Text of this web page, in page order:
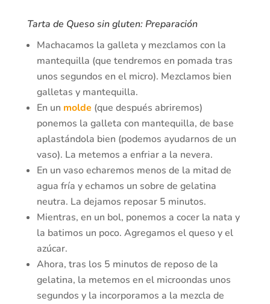
Tarta de Queso sin gluten: Preparación
Machacamos la galleta y mezclamos con la
mantequilla (que tendremos en pomada tras
unos segundos en el micro). Mezclamos bien
galletas y mantequilla.
En un molde (que después abriremos)
ponemos la galleta con mantequilla, de base
aplastándola bien (podemos ayudarnos de un
vaso). La metemos a enfriar a la nevera.
En un vaso echaremos menos de la mitad de
agua fría y echamos un sobre de gelatina
neutra. La dejamos reposar 5 minutos.
Mientras, en un bol, ponemos a cocer la nata y
la batimos un poco. Agregamos el queso y el
azúcar.
Ahora, tras los 5 minutos de reposo de la
gelatina, la metemos en el microondas unos
segundos y la incorporamos a la mezcla de